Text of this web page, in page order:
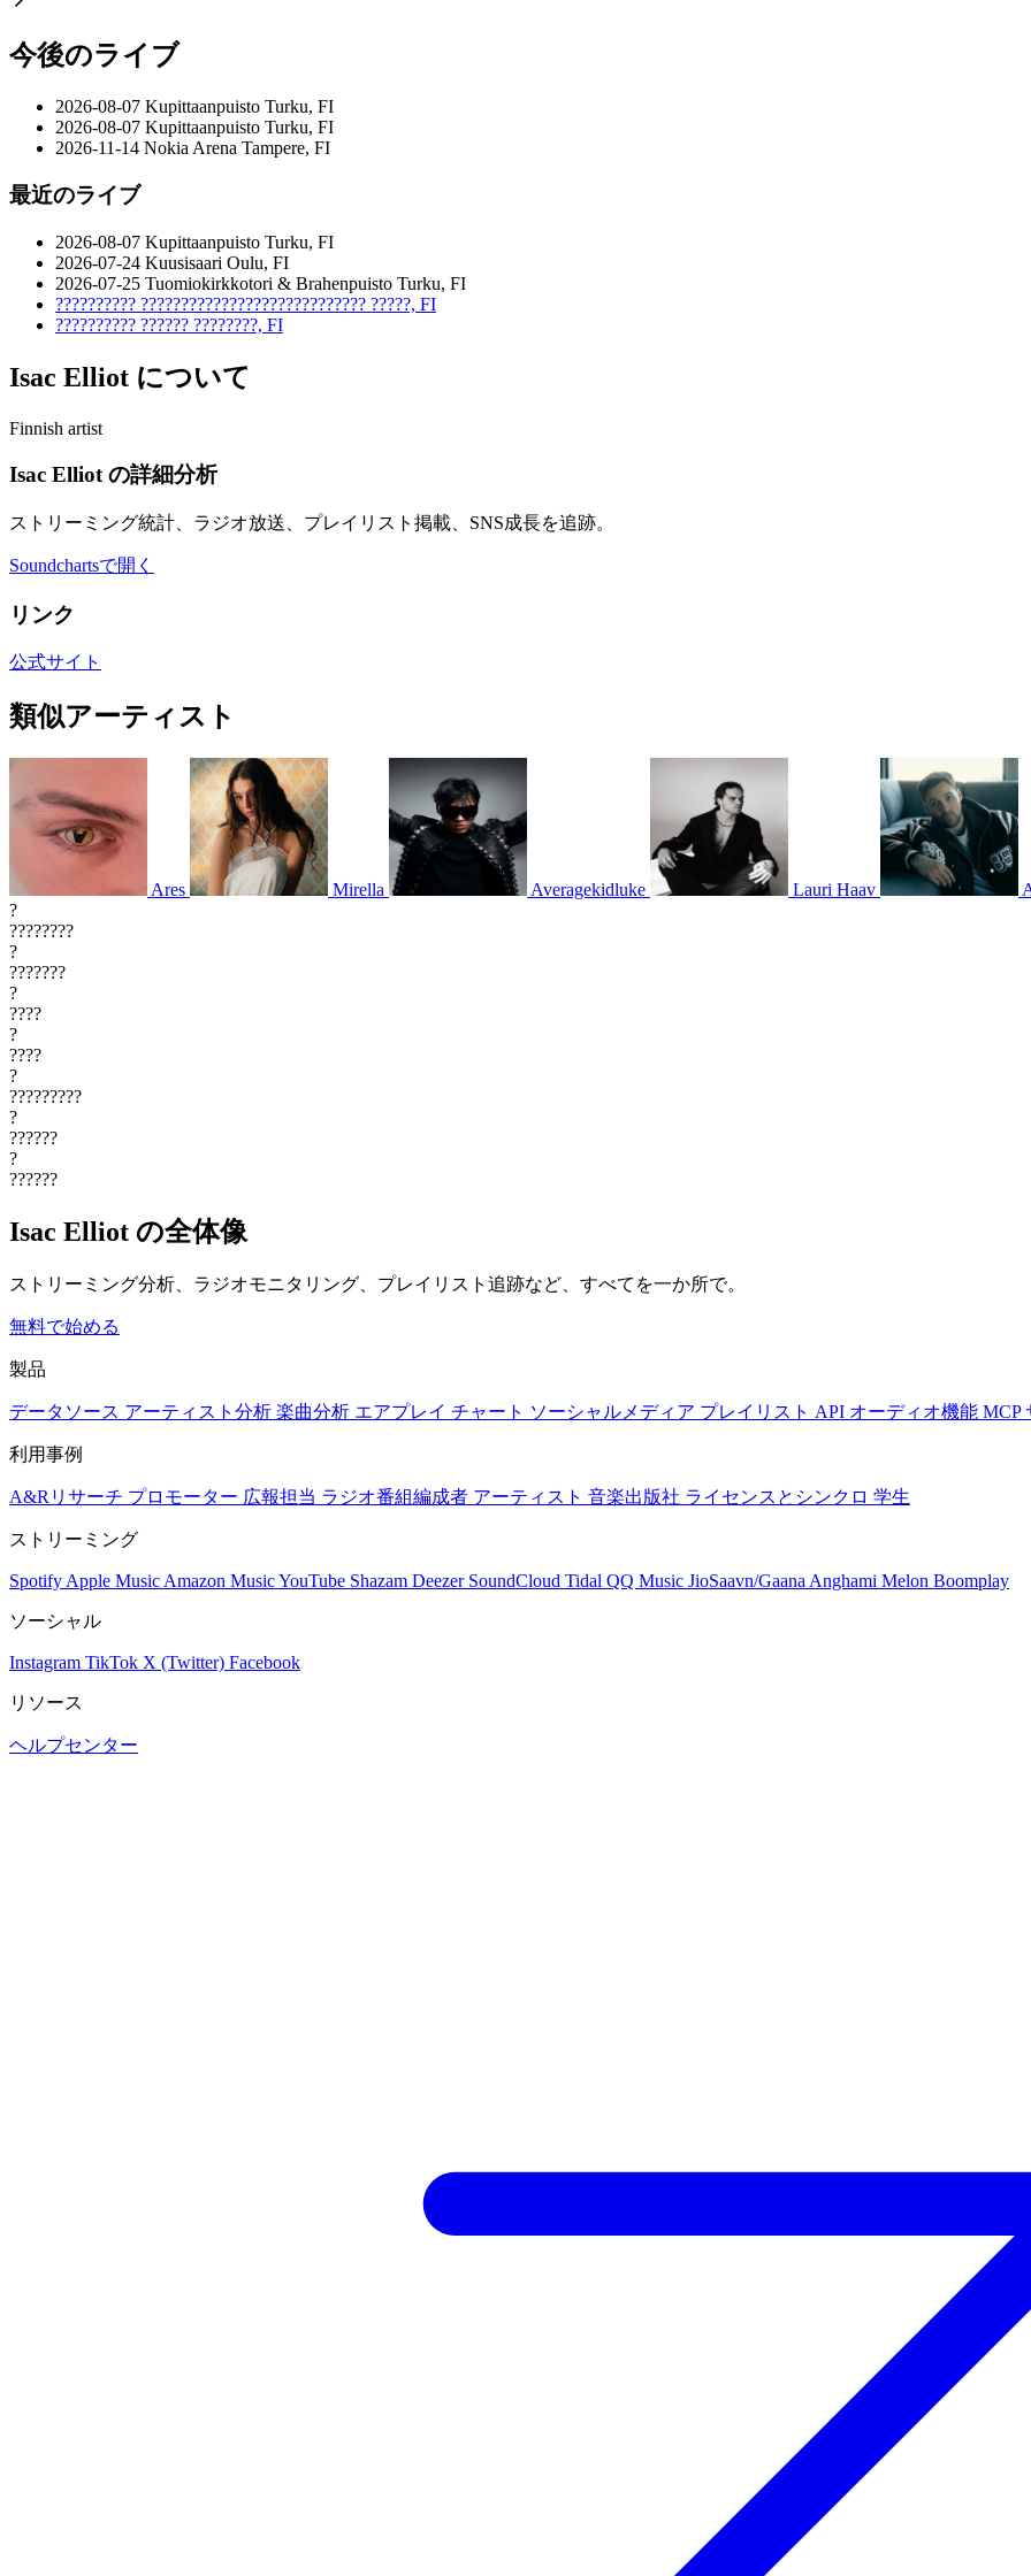
今後のライブ
2026-08-07 Kupittaanpuisto Turku, FI
2026-08-07 Kupittaanpuisto Turku, FI
2026-11-14 Nokia Arena Tampere, FI
最近のライブ
2026-08-07 Kupittaanpuisto Turku, FI
2026-07-24 Kuusisaari Oulu, FI
2026-07-25 Tuomiokirkkotori & Brahenpuisto Turku, FI
?????????? ???????????????????????????? ?????, FI
?????????? ?????? ????????, FI
Isac Elliot について
Finnish artist
Isac Elliot の詳細分析
ストリーミング統計、ラジオ放送、プレイリスト掲載、SNS成長を追跡。
Soundchartsで開く
リンク
公式サイト
類似アーティスト
Ares Mirella Averagekidluke Lauri Haav
?
????????
?
???????
?
????
?
????
?
?????????
?
??????
?
??????
Isac Elliot の全体像
ストリーミング分析、ラジオモニタリング、プレイリスト追跡など、すべてを一か所で。
無料で始める
製品
データソース アーティスト分析 楽曲分析 エアプレイ チャート ソーシャルメディア プレイリスト API オーディオ機能 MCP
利用事例
A&Rリサーチ プロモーター 広報担当 ラジオ番組編成者 アーティスト 音楽出版社 ライセンスとシンクロ 学生
ストリーミング
Spotify Apple Music Amazon MusicYouTube Shazam Deezer SoundCloud Tidal QQ Music JioSaavn/Gaana Anghami Melon Boomplay
ソーシャル
Instagram TikTok X (Twitter) Facebook
リソース
ヘルプセンター